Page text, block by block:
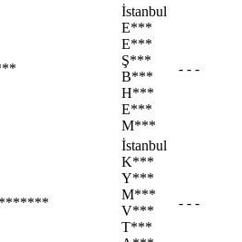
İstanbul
E***
E***
Ş***
B***
H***
E***
M***
- - -
İstanbul
K***
Y***
M***
V***
T***
- - -